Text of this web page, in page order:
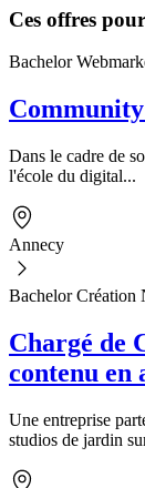
Ces offres
Bachelor
Dans le cadre de
l'école du digital...
Annecy
Bachelor Création
Chargé de
contenu en
Une entreprise
studios de jardin